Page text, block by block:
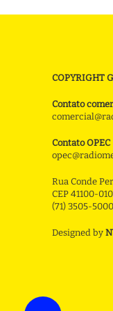
COPYRIGHT
Contato
Contato OPEC
Rua Conde
CEP 41100-
(71) 3505-5000
Designed by